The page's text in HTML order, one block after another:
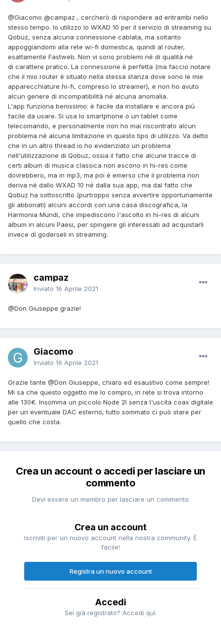
@Giacomo @campaz , cercherò di rispondere ad entrambi nello
stesso tempo. Io utilizzo lo WXAD 10 per il servizio di streaming su
Qobuz, senza alcuna connessione cablata, ma soltanto
appoggiandomi alla rete wi-fi domestica, quindi al router,
esattamente Fastweb. Non vi sono problemi né di qualità né
di carattere pratico. La connessione è perfetta (ma faccio notare
che il mio router è situato nella stessa stanza dove sono le mie
apparecchiature hi-fi, compreso lo streamer), e non ho avuto
alcun genere di incompatibilità né alcuna anomalia.
L'app funziona benissimo: è facile da installare e ancora più
facile da usare. Si usa lo smartphone o un tablet come
telecomando, e personalmente non ho mai riscontrato alcun
problema né alcuna limitazione in questo tipo di utilizzo. Va detto
che in un altro thread io ho evidenziato un problema
nell'utilizzazione di Qobuz, ossia il fatto che alcune tracce di
certi album di musica classica non escono in hi-res come
dovrebbero, ma in mp3, ma poi è emerso che il problema non
deriva né dallo WXAD 10 né dalla sua app, ma dal fatto che
Qobuz ha sottoscritto (purtroppo senza avvertire opportunamente
gli abbonati) alcuni accordi con una casa discografica, la
Harmonia Mundi, che impediscono l'ascolto in hi-res di alcuni
album in alcuni Paesi, per spingere gli interessati ad acquistarli
invece di goderseli in streaming.
campaz
Inviato 16 Aprile 2021
@Don Giuseppe grazie!
Giacomo
Inviato 16 Aprile 2021
Grazie tante @Don Giuseppe, chiaro ed esaustivo come sempre!
Mi sa che questo oggetto me lo compro, in rete si trova intorno
alle 130€. Insomma un piccolo Node 2I senza l'uscita coax digitale
per un eventuale DAC esterno, tutto sommato ci può stare per
quello che costa.
Crea un account o accedi per lasciare un
commento
Devi essere un membro per lasciare un commento
Crea un account
Iscriviti per un nuovo account nella nostra community. È
facile!
Registra un nuovo account
Accedi
Sei già registrato? Accedi qui.